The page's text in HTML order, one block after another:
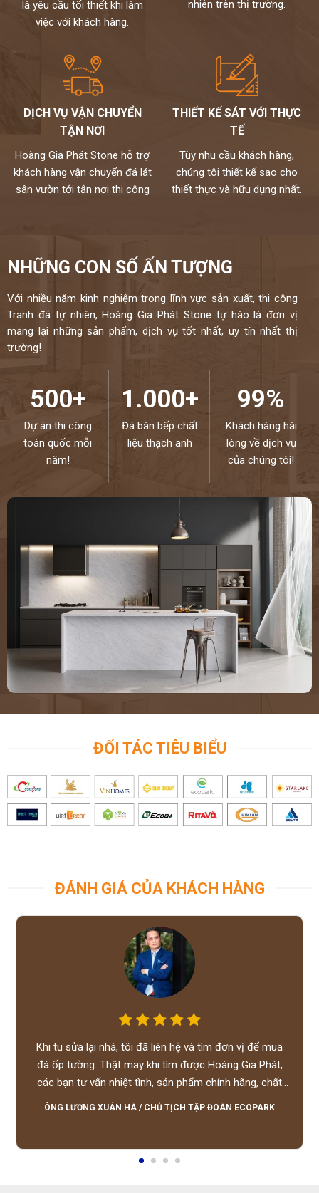
là yêu cầu tối thiết khi làm
việc với khách hàng.
nhiên trên thị trường.
DỊCH VỤ VẬN CHUYỂN
TẬN NƠI
Hoàng Gia Phát Stone hỗ trợ
khách hàng vận chuyển đá lát
sân vườn tới tận nơi thi công
THIẾT KẾ SÁT VỚI THỰC
TẾ
Tùy nhu cầu khách hàng,
chúng tôi thiết kế sao cho
thiết thực và hữu dụng nhất.
NHỮNG CON SỐ ẤN TƯỢNG
Với nhiều năm kinh nghiệm trong lĩnh vực sản xuất, thi công
Tranh đá tự nhiên, Hoàng Gia Phát Stone tự hào là đơn vị
mang lại những sản phẩm, dịch vụ tốt nhất, uy tín nhất thị
trường!
500+
Dự án thi công
toàn quốc mỗi
năm!
1.000+
Đá bàn bếp chất
liệu thạch anh
99%
Khách hàng hài
lòng về dịch vụ
của chúng tôi!
ĐỐI TÁC TIÊU BIỂU
ĐÁNH GIÁ CỦA KHÁCH HÀNG
Khi tu sửa lại nhà, tôi đã liên hệ và tìm đơn vị để mua
đá ốp tường. Thật may khi tìm được Hoàng Gia Phát,
các bạn tư vấn nhiệt tình, sản phẩm chính hãng, chất
lượng tốt, giá hợp lý, hỗ trợ tận tình.
ÔNG LƯƠNG XUÂN HÀ / CHỦ TỊCH TẬP ĐOÀN ECOPARK